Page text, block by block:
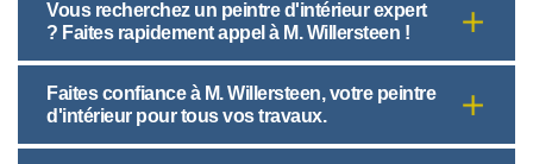
Vous recherchez un peintre d'intérieur expert
? Faites rapidement appel à M. Willersteen !
Faites confiance à M. Willersteen, votre peintre
d'intérieur pour tous vos travaux.